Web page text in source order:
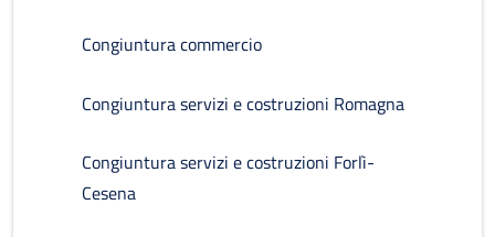
Congiuntura commercio
Congiuntura servizi e costruzioni Romagna
Congiuntura servizi e costruzioni Forlì-
Cesena